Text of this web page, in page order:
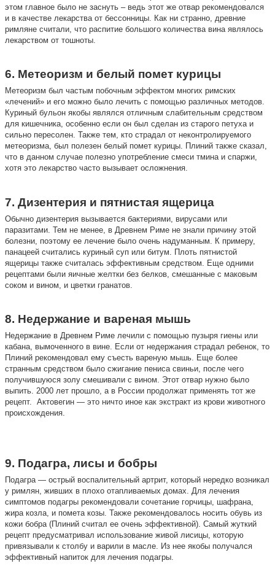
этом главное было не заснуть – ведь этот же отвар рекомендовался
и в качестве лекарства от бессонницы. Как ни странно, древние
римляне считали, что распитие большого количества вина являлось
лекарством от тошноты.
6. Метеоризм и белый помет курицы
Метеоризм был частым побочным эффектом многих римских
«лечений» и его можно было лечить с помощью различных методов.
Куриный бульон якобы являлся отличным слабительным средством
для кишечника, особенно если он был сделан из старого петуха и
сильно пересолен. Также тем, кто страдал от неконтролируемого
метеоризма, был полезен белый помет курицы. Плиний также сказал,
что в данном случае полезно употребление смеси тмина и спаржи,
хотя это лекарство часто вызывает осложнения.
7. Дизентерия и пятнистая ящерица
Обычно дизентерия вызывается бактериями, вирусами или
паразитами. Тем не менее, в Древнем Риме не знали причину этой
болезни, поэтому ее лечение было очень надуманным. К примеру,
панацеей считались куриный суп или битум. Плоть пятнистой
ящерицы также считалась эффективным средством. Еще одними
рецептами были яичные желтки без белков, смешанные с маковым
соком и вином, и цветки гранатов.
8. Недержание и вареная мышь
Недержание в Древнем Риме лечили с помощью пузыря гиены или
кабана, вымоченного в вине. Если от недержания страдал ребенок, то
Плиний рекомендовал ему съесть вареную мышь. Еще более
странным средством было сжигание пениса свиньи, после чего
получившуюся золу смешивали с вином. Этот отвар нужно было
выпить. 2000 лет прошло, а в России продолжат применять тот же
рецепт. Актовегин — это ничто иное как экстракт из крови животного
происхождения.
9. Подагра, лисы и бобры
Подагра — острый воспалительный артрит, который нередко возникал
у римлян, живших в плохо отапливаемых домах. Для лечения
симптомов подагры рекомендовали сочетание горчицы, шафрана,
жира козла, и помета козы. Также рекомендовалось носить обувь из
кожи бобра (Плиний считал ее очень эффективной). Самый жуткий
рецепт предусматривал использование живой лисицы, которую
привязывали к столбу и варили в масле. Из нее якобы получался
эффективный напиток для лечения подагры.